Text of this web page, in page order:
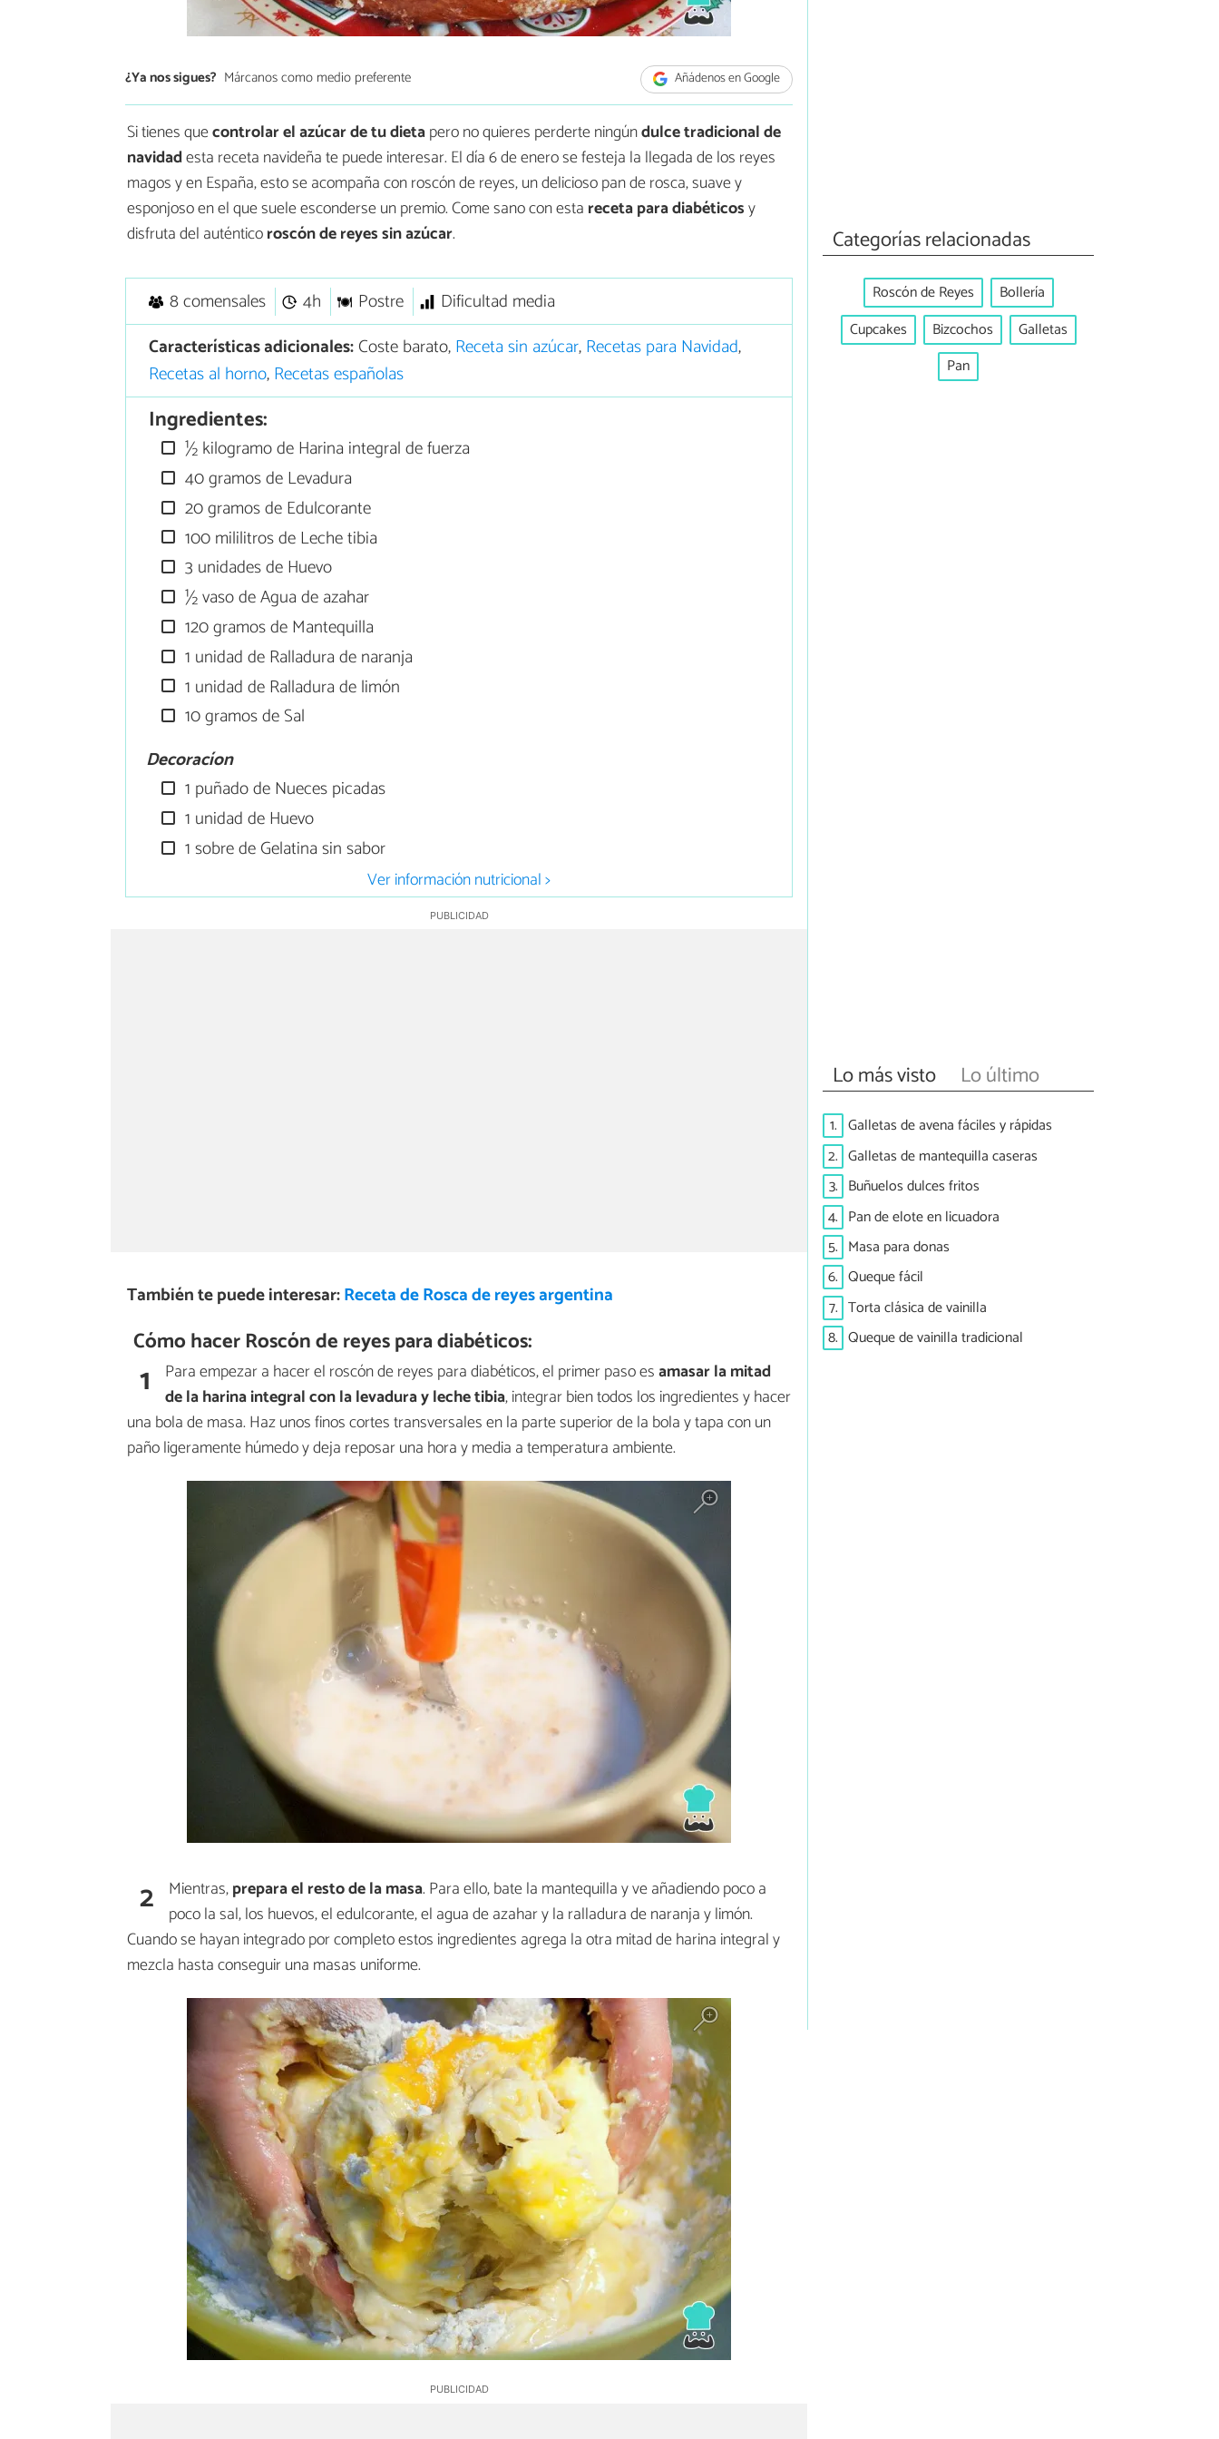
¿Ya nos sigues? Márcanos como medio preferente Añádenos en Google
Si tienes quecontrolar el azúcar de tu dietapero no quieres perderte ningúndulce tradicional de
navidadesta receta navideña te puede interesar. El día 6 de enero se festeja la llegada de los reyes
magos y en España, esto se acompaña con roscón de reyes, un delicioso pan de rosca, suave y
esponjoso en el que suele esconderse un premio. Come sano con esta receta para diabéticosy
disfruta del auténticoroscón de reyes sin azúcar.
8 comensales 4h Postre
Dificultad media
Características adicionales:Coste barato,Receta sin azúcar,Recetas para Navidad,
Recetas al horno,Recetas españolas
Ingredientes:
½ kilogramo de Harina integral de fuerza
40 gramos de Levadura
20 gramos de Edulcorante
100 mililitros de Leche tibia
3 unidades de Huevo
½ vaso de Agua de azahar
120 gramos de Mantequilla
1 unidad de Ralladura de naranja
1 unidad de Ralladura de limón
10 gramos de Sal
Decoracíon
1 puñado de Nueces picadas
1 unidad de Huevo
1 sobre de Gelatina sin sabor
Ver información nutricional >
También te puede interesar:Receta de Rosca de reyes argentina
Cómo hacer Roscón de reyes para diabéticos:
1 Para empezar a hacer el roscón de reyes para diabéticos, el primer paso esamasar la mitad
de la harina integral con la levadura y leche tibia, integrar bien todos los ingredientes y hacer
una bola de masa. Haz unos finos cortes transversales en la parte superior de la bola y tapa con un
paño ligeramente húmedo y deja reposar una hora y media a temperatura ambiente.
2 Mientras,prepara el resto de la masa. Para ello, bate la mantequilla y ve añadiendo poco a
poco la sal, los huevos, el edulcorante, el agua de azahar y la ralladura de naranja y limón.
Cuando se hayan integrado por completo estos ingredientes agrega la otra mitad de harina integral y
mezcla hasta conseguir una masas uniforme.
Categorías relacionadas
Roscón de Reyes
Bollería
Cupcakes
Bizcochos
Galletas
Pan
Lo más visto Lo último
1. Galletas de avena fáciles y rápidas
2. Galletas de mantequilla caseras
3. Buñuelos dulces fritos
4. Pan de elote en licuadora
5. Masa para donas
6. Queque fácil
7. Torta clásica de vainilla
8. Queque de vainilla tradicional